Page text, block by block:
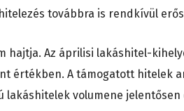
továbbra is rendkívül
hajtja. Az áprilisi lakáshitel-
értékben. A támogatott hitelek
lakáshitelek volumene